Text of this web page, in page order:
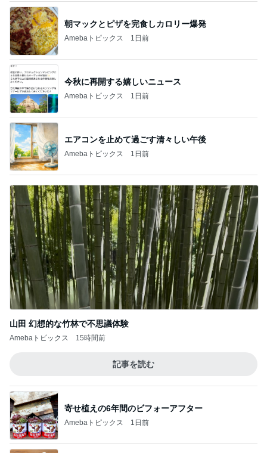
朝マックとピザを完食しカロリー爆発
Amebaトピックス 1日前
今秋に再開する嬉しいニュース
Amebaトピックス 1日前
エアコンを止めて過ごす清々しい午後
Amebaトピックス 1日前
山田 幻想的な竹林で不思議体験
Amebaトピックス 15時間前
記事を読む
寄せ植えの6年間のビフォーアフター
Amebaトピックス 1日前